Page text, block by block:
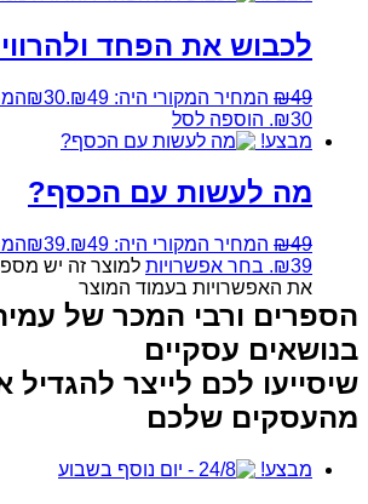
לכבוש את הפחד
₪49 המחיר המקורי היה: ₪49. ₪30
₪30. הוספה לסל
מבצע!
מה לעשות עם הכסף?
₪49 המחיר המקורי היה: ₪49. ₪39
₪39. בחר אפשרויות למוצר זה יש
את האפשרויות בעמוד המוצר
הספרים ורבי המכר של
בנושאים עסקיים
שיסייעו לכם לייצר
מהעסקים שלכם
מבצע!